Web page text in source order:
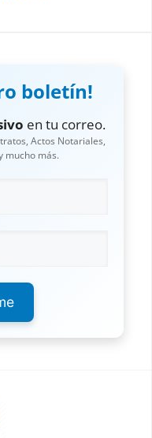
boletín!
en tu correo.
Actos Notariales,
mucho más.